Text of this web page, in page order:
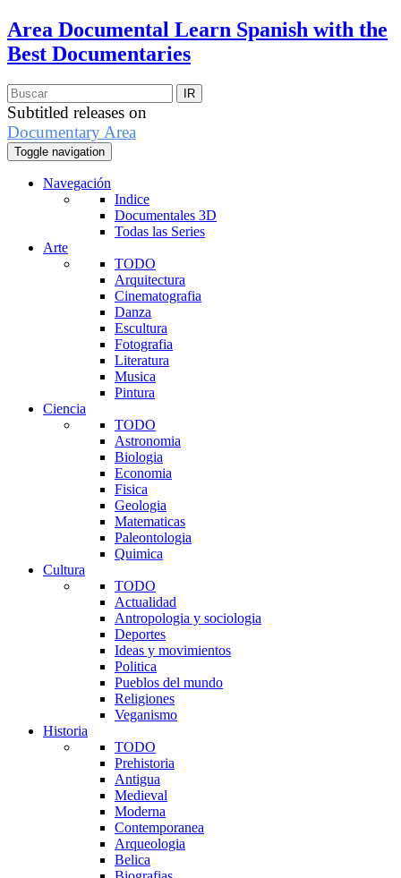
Area Documental Learn Spanish with the
Best Documentaries
Subtitled releases on
Documentary Area
Toggle navigation
Navegación
Indice
Documentales 3D
Todas las Series
Arte
TODO
Arquitectura
Cinematografia
Danza
Escultura
Fotografia
Literatura
Musica
Pintura
Ciencia
TODO
Astronomia
Biologia
Economia
Fisica
Geologia
Matematicas
Paleontologia
Quimica
Cultura
TODO
Actualidad
Antropologia y sociologia
Deportes
Ideas y movimientos
Politica
Pueblos del mundo
Religiones
Veganismo
Historia
TODO
Prehistoria
Antigua
Medieval
Moderna
Contemporanea
Arqueologia
Belica